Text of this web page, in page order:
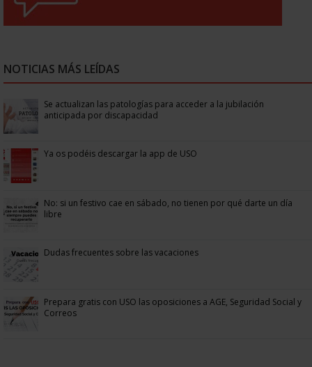
NOTICIAS MÁS LEÍDAS
Se actualizan las patologías para acceder a la jubilación
anticipada por discapacidad
Ya os podéis descargar la app de USO
No: si un festivo cae en sábado, no tienen por qué darte un día
libre
Dudas frecuentes sobre las vacaciones
Prepara gratis con USO las oposiciones a AGE, Seguridad Social y
Correos